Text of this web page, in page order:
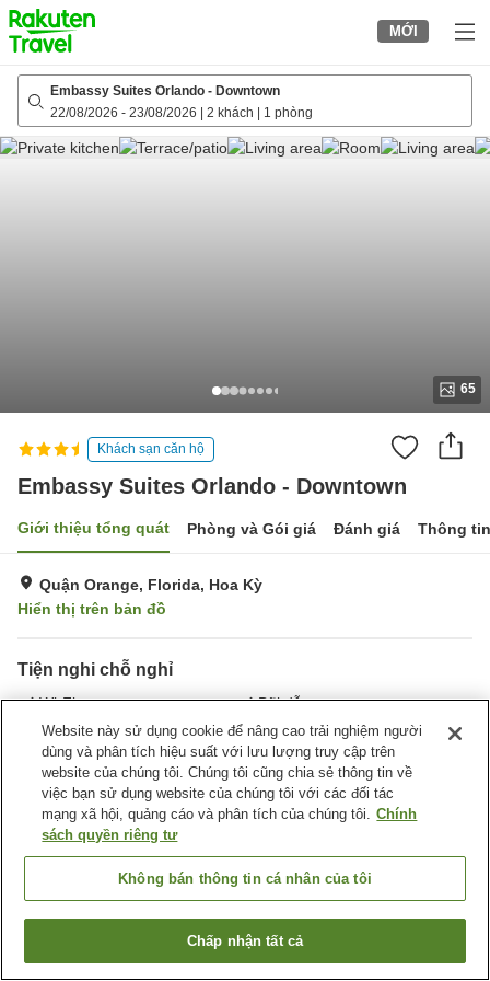
to
top
page
MỚI
Embassy Suites Orlando - Downtown
22/08/2026 - 23/08/2026 2 khách 1 phòng
65
Khách sạn căn hộ
Embassy Suites Orlando - Downtown
Giới thiệu tổng quát Phòng và Gói giá Đánh giá Thông
Quận Orange, Florida, Hoa Kỳ
Hiển thị trên bản đồ
Tiện nghi chỗ nghỉ
Wi-Fi
Bãi đỗ xe
Phòng tập gym
Hồ bơi
Trang chủ Hoa Kỳ Florida Quận Orange
Orlando
Embassy Suites Orlando - Downtown
Tìm phòng trống
Website này sử dụng cookie để nâng cao trải nghiệm người
dùng và phân tích hiệu suất với lưu lượng truy cập trên
website của chúng tôi. Chúng tôi cũng chia sẻ thông tin về
việc bạn sử dụng website của chúng tôi với các đối tác
mạng xã hội, quảng cáo và phân tích của chúng tôi. Chính
sách quyền riêng tư
Không bán thông tin cá nhân của tôi
Chấp nhận tất cả